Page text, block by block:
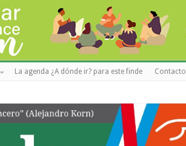
La agenda ¿A dónde ir? para este finde Contacto